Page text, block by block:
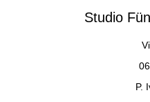
Studio
P.